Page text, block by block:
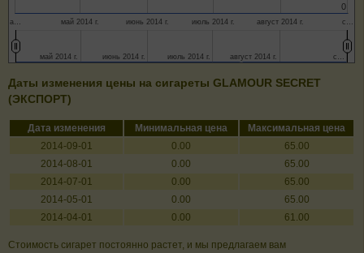
а… май 2014 г. июнь 2014 г. июль 2014 г. август 2014 г. с…
0
0
май 2014 г.
май 2014 г. июнь 2014 г.
июнь 2014 г. июль 2014 г.
июль 2014 г. август 2014 г.
август 2014 г. с…
с…
Даты изменения цены на сигареты GLAMOUR SECRET
(ЭКСПОРТ)
Дата изменения Минимальная цена
Максимальная цена
2014-09-01
0.00
65.00
2014-08-01
0.00
65.00
2014-07-01
0.00
65.00
2014-05-01
0.00
65.00
2014-04-01
0.00 61.00
Стоимость сигарет постоянно растет, и мы предлагаем вам